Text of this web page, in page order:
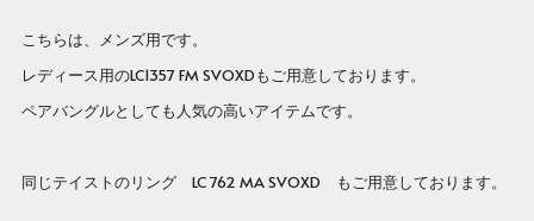
こちらは、メンズ用です。
レディース用のLC1357 FM SVOXDもご用意しております。
ペアバングルとしても人気の高いアイテムです。
同じテイストのリング LC 762 MA SVOXD もご用意しております。